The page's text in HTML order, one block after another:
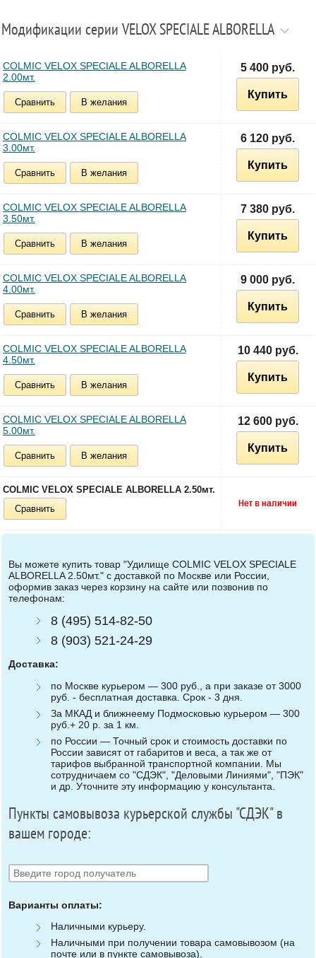
Модификации серии VELOX SPECIALE ALBORELLA
COLMIC VELOX SPECIALE ALBORELLA
2.00мт.
Сравнить В желания
5 400 руб.
Купить
COLMIC VELOX SPECIALE ALBORELLA
3.00мт.
Сравнить В желания
6 120 руб.
Купить
COLMIC VELOX SPECIALE ALBORELLA
3.50мт.
Сравнить В желания
7 380 руб.
Купить
COLMIC VELOX SPECIALE ALBORELLA
4.00мт.
Сравнить В желания
9 000 руб.
Купить
COLMIC VELOX SPECIALE ALBORELLA
4.50мт.
Сравнить В желания
10 440 руб.
Купить
COLMIC VELOX SPECIALE ALBORELLA
5.00мт.
Сравнить В желания
12 600 руб.
Купить
COLMIC VELOX SPECIALE ALBORELLA 2.50мт.
Сравнить
Вы можете купить товар "Удилище COLMIC VELOX SPECIALE
ALBORELLA 2.50мт." с доставкой по Москве или России,
оформив заказ через корзину на сайте или позвонив по
телефонам:
8 (495) 514-82-50
8 (903) 521-24-29
Доставка:
по Москве курьером — 300 руб., а при заказе от 3000
руб. - бесплатная доставка. Срок - 3 дня.
За МКАД и ближнеему Подмосковью курьером — 300
руб.+ 20 р. за 1 км.
по России — Точный срок и стоимость доставки по
России зависят от габаритов и веса, а так же от
тарифов выбранной транспортной компании. Мы
сотрудничаем со "СДЭК", "Деловыми Линиями", "ПЭК"
и др. Уточните эту информацию у консультанта.
Пункты самовывоза курьерской службы "СДЭК" в
вашем городе:
Варианты оплаты:
Наличными курьеру.
Наличными при получении товара самовывозом (на
почте или в пункте самовывоза).